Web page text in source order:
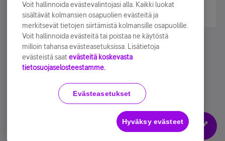
Tilaa nyt
Käyttöehdot Accessibility statement
Evästeasetukset
Voit hallinnoida evästevalintojasi alla. Kaikki luokat
sisältävät kolmansien osapuolien evästeitä ja
merkitsevät tietojen siirtämistä kolmansille osapuolille.
Voit hallinnoida evästeitä tai poistaa ne käytöstä
milloin tahansa evästeasetuksissa. Lisätietoja
evästeistä saat evästeitä koskevasta
tietosuojaselosteestamme.
Evästeasetukset
Hyväksy evästeet